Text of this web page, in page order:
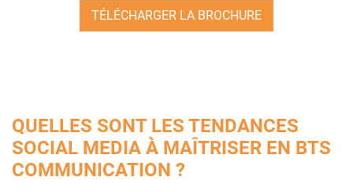
TÉLÉCHARGER LA BROCHURE
QUELLES SONT LES TENDANCES
SOCIAL MEDIA À MAÎTRISER EN BTS
COMMUNICATION ?